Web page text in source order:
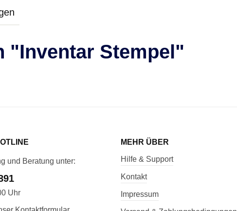
"Inventar Stempel"
und Beratung unter:
Uhr
MEHR ÜBER
Hilfe & Support
Kontakt
Impressum